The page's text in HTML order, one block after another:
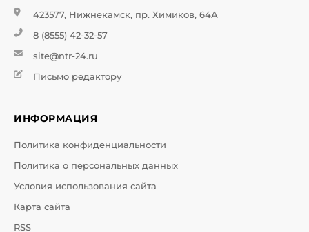
423577, Нижнекамск, пр. Химиков, 64А
8 (8555) 42-32-57
site@ntr-24.ru
Письмо редактору
ИНФОРМАЦИЯ
Политика конфиденциальности
Политика о персональных данных
Условия использования сайта
Карта сайта
RSS